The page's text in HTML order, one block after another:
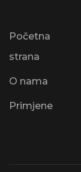
Početna
strana
O nama
Primjene